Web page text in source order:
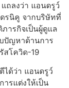
ถลงว่า แอนดรูว์
รนิคู จากบริษัทที่
ารกิจเป็นผู้ดูแล
ปัญหาด้านการ
สโควิด-19
ได้ว่า แอนดรูว์
รแต่งให้เป็น